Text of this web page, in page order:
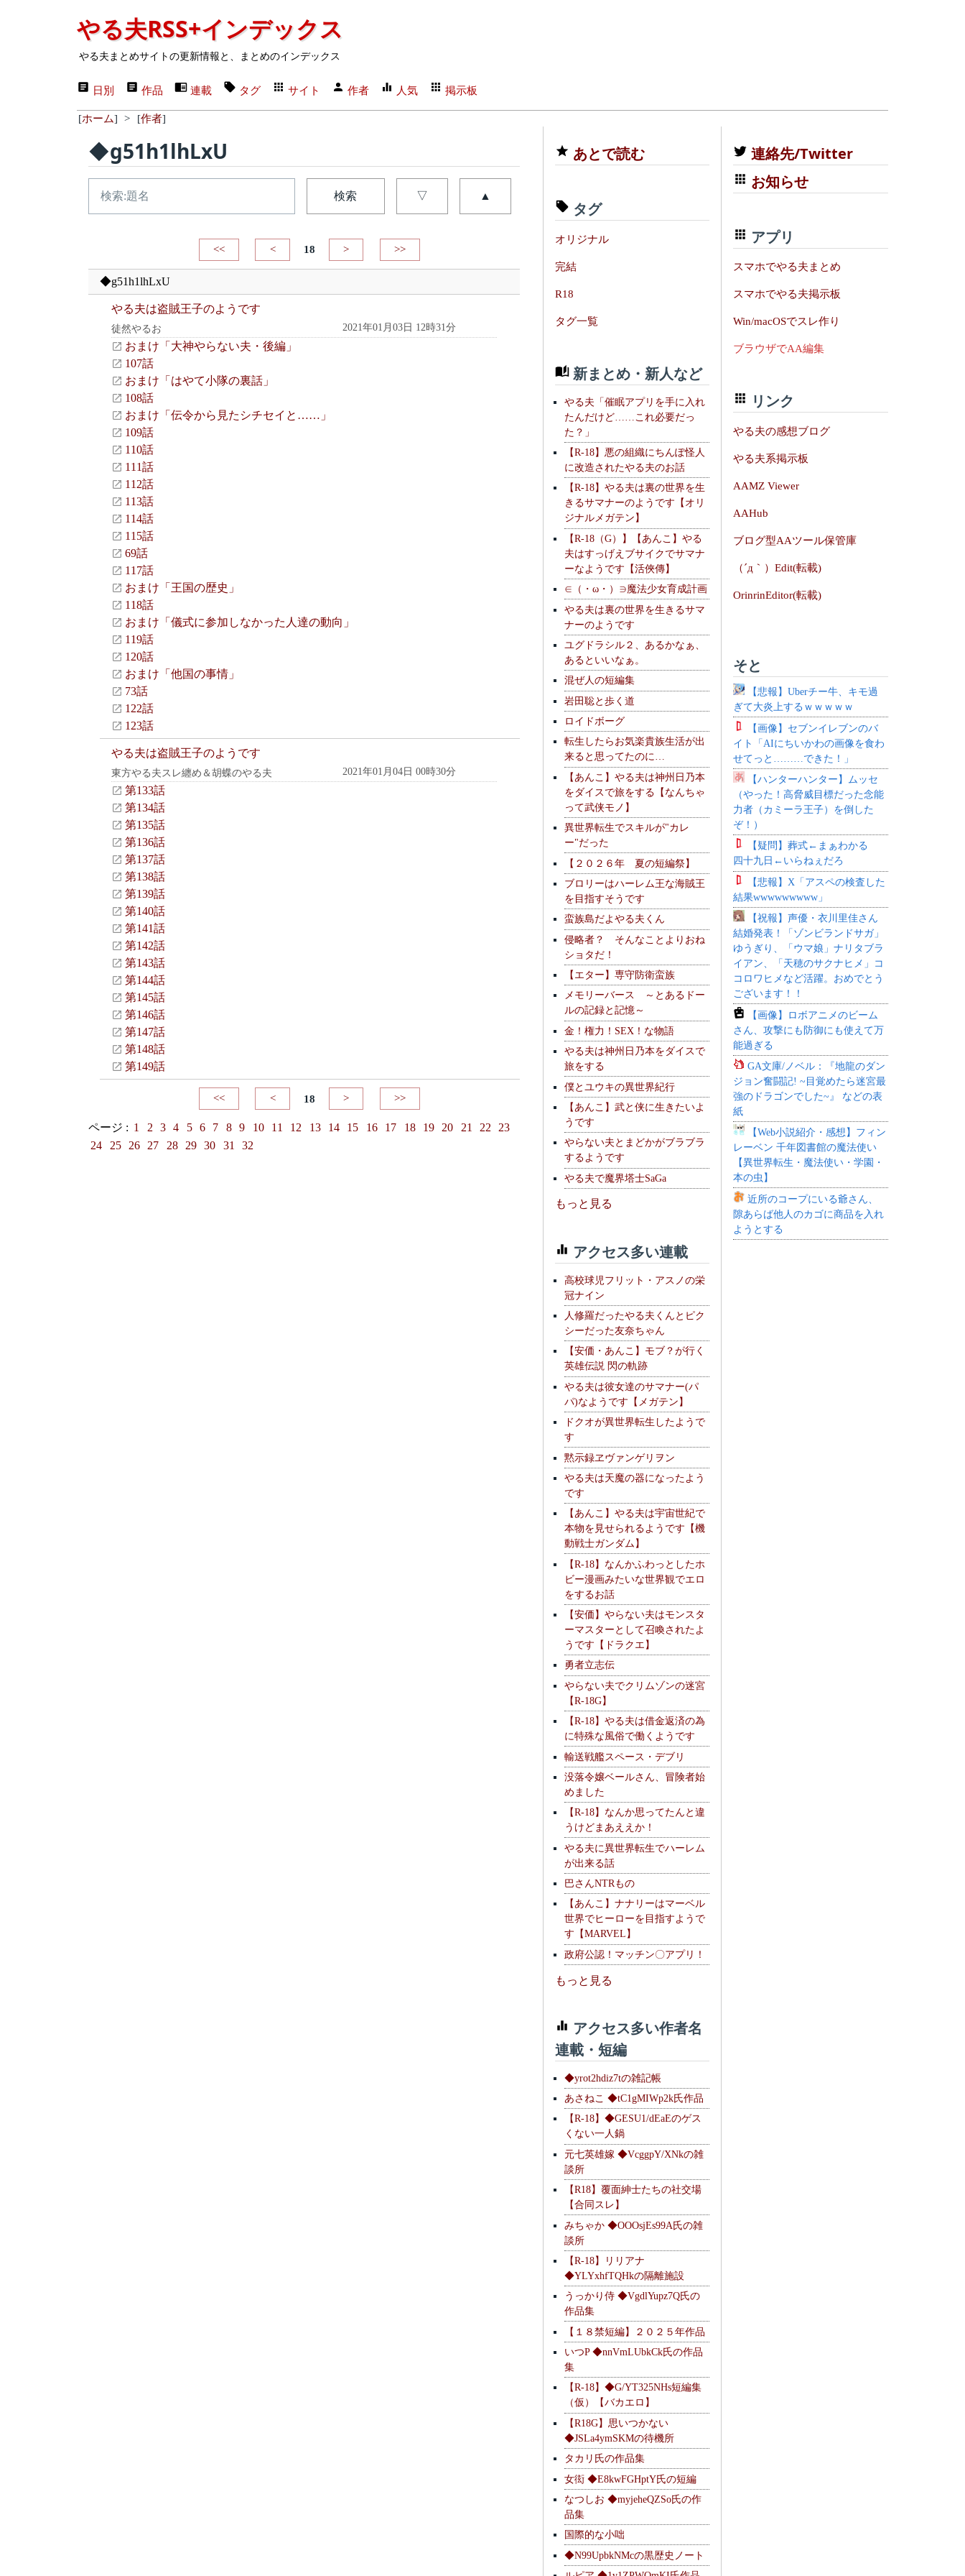
やる夫RSS+インデックス
やる夫まとめサイトの更新情報と、まとめのインデックス
日別 作品 連載 タグ サイト 作者 人気 掲示板
[ホーム] > [作者]
◆g51h1lhLxU
検索 ▽ ▲
<< < 18 > >>
◆g51h1lhLxU
やる夫は盗賊王子のようです
徒然やるお 2021年01月03日 12時31分
おまけ「大神やらない夫・後編」
107話
おまけ「はやて小隊の裏話」
108話
おまけ「伝令から見たシチセイと……」
109話
110話
111話
112話
113話
114話
115話
69話
117話
おまけ「王国の歴史」
118話
おまけ「儀式に参加しなかった人達の動向」
119話
120話
おまけ「他国の事情」
73話
122話
123話
やる夫は盗賊王子のようです
東方やる夫スレ纏め＆胡蝶のやる夫 2021年01月04日 00時30分
第133話
第134話
第135話
第136話
第137話
第138話
第139話
第140話
第141話
第142話
第143話
第144話
第145話
第146話
第147話
第148話
第149話
<< < 18 > >>
ページ : 1 2 3 4 5 6 7 8 9 10 11 12 13 14 15 16 17 18 19 20 21 22
23
24
25 26 27 28 29 30 31 32
あとで読む
タグ
オリジナル
完結
R18
タグ一覧
新まとめ・新人など
やる夫「催眠アプリを手に入れ
たんだけど……これ必要だっ
た？」
【R-18】悪の組織にちんぽ怪人
に改造されたやる夫のお話
【R-18】やる夫は裏の世界を生
きるサマナーのようです【オリ
ジナルメガテン】
【R-18（G）】【あんこ】やる
夫はすっげえブサイクでサマナ
ーなようです【活俠傳】
∈（・ω・）∋魔法少女育成計画
やる夫は裏の世界を生きるサマ
ナーのようです
ユグドラシル２、あるかなぁ、
あるといいなぁ。
混ぜ人の短編集
岩田聡と歩く道
ロイドボーグ
転生したらお気楽貴族生活が出
来ると思ってたのに…
【あんこ】やる夫は神州日乃本
をダイスで旅をする【なんちゃ
って武侠モノ】
異世界転生でスキルが"カレ
ー"だった
【２０２６年 夏の短編祭】
ブロリーはハーレム王な海賊王
を目指すそうです
蛮族島だよやる夫くん
侵略者？ そんなことよりおね
ショタだ！
【エター】専守防衛蛮族
メモリーバース ～とあるドー
ルの記録と記憶～
金！権力！SEX！な物語
やる夫は神州日乃本をダイスで
旅をする
僕とユウキの異世界紀行
【あんこ】武と侠に生きたいよ
うです
やらない夫とまどかがブラブラ
するようです
やる夫で魔界塔士SaGa
もっと見る
アクセス多い連載
高校球児フリット・アスノの栄
冠ナイン
人修羅だったやる夫くんとピク
シーだった友奈ちゃん
【安価・あんこ】モブ？が行く
英雄伝説 閃の軌跡
やる夫は彼女達のサマナー(パ
パ)なようです【メガテン】
ドクオが異世界転生したようで
す
黙示録ヱヴァンゲリヲン
やる夫は天魔の器になったよう
です
【あんこ】やる夫は宇宙世紀で
本物を見せられるようです【機
動戦士ガンダム】
【R-18】なんかふわっとしたホ
ビー漫画みたいな世界観でエロ
をするお話
【安価】やらない夫はモンスタ
ーマスターとして召喚されたよ
うです【ドラクエ】
勇者立志伝
やらない夫でクリムゾンの迷宮
【R-18G】
【R-18】やる夫は借金返済の為
に特殊な風俗で働くようです
輸送戦艦スペース・デブリ
没落令嬢ベールさん、冒険者始
めました
【R-18】なんか思ってたんと違
うけどまあええか！
やる夫に異世界転生でハーレム
が出来る話
巴さんNTRもの
【あんこ】ナナリーはマーベル
世界でヒーローを目指すようで
す【MARVEL】
政府公認！マッチン〇アプリ！
もっと見る
アクセス多い作者名
連載・短編
◆yrot2hdiz7tの雑記帳
あさねこ ◆tC1gMIWp2k氏作品
【R-18】◆GESU1/dEaEのゲス
くない一人鍋
元七英雄嫁 ◆VcggpY/XNkの雑
談所
【R18】覆面紳士たちの社交場
【合同スレ】
みちゃか ◆OOOsjEs99A氏の雑
談所
【R-18】リリアナ
◆YLYxhfTQHkの隔離施設
うっかり侍 ◆VgdlYupz7Q氏の
作品集
【１８禁短編】２０２５年作品
いつP ◆nnVmLUbkCk氏の作品
集
【R-18】◆G/YT325NHs短編集
（仮）【バカエロ】
【R18G】思いつかない
◆JSLa4ymSKMの待機所
タカリ氏の作品集
女衒 ◆E8kwFGHptY氏の短編
なつしお ◆myjeheQZSo氏の作
品集
国際的な小咄
◆N99UpbkNMcの黒歴史ノート
連絡先/Twitter
お知らせ
アプリ
スマホでやる夫まとめ
スマホでやる夫掲示板
Win/macOSでスレ作り
ブラウザでAA編集
リンク
やる夫の感想ブログ
やる夫系掲示板
AAMZ Viewer
AAHub
ブログ型AAツール保管庫
（´д｀）Edit(転載)
OrinrinEditor(転載)
そと
【悲報】Uberチー牛、キモ過
ぎて大炎上するｗｗｗｗｗ
【画像】セブンイレブンのバ
イト「AIにちいかわの画像を食わ
せてっと………できた！」
【ハンターハンター】ムッセ
（やった！高脅威目標だった念能
力者（カミーラ王子）を倒した
ぞ！）
【疑問】葬式←まぁわかる
四十九日←いらねぇだろ
【悲報】X「アスペの検査した
結果wwwwwwwww」
【祝報】声優・衣川里佳さん
結婚発表！「ゾンビランドサガ」
ゆうぎり、「ウマ娘」ナリタブラ
イアン、「天穂のサクナヒメ」コ
コロワヒメなど活躍。おめでとう
ございます！！
【画像】ロボアニメのビーム
さん、攻撃にも防御にも使えて万
能過ぎる
GA文庫/ノベル：『地龍のダン
ジョン奮闘記! ~目覚めたら迷宮最
強のドラゴンでした~』 などの表
紙
【Web小説紹介・感想】フィン
レーベン 千年図書館の魔法使い
【異世界転生・魔法使い・学園・
本の虫】
近所のコープにいる爺さん、
隙あらば他人のカゴに商品を入れ
ようとする